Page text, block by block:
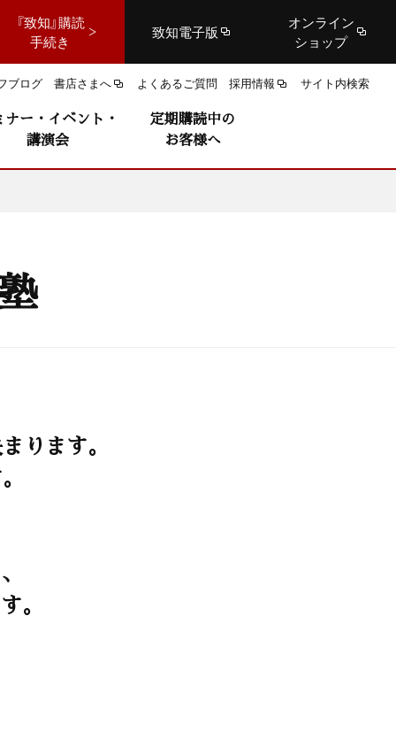
『致知』購読
手続き
致知電子版
オンライン
ショップ
ブログ 書店さまへ よくあるご質問 採用情報 サイト内検索
ナー・イベント・
講演会
定期購読中の
お客様へ
ります。
。